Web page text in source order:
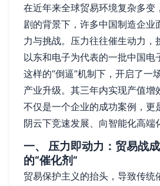
在近年来全球贸易环境复杂多变
剧的背景下，许多中国制造企业
力与挑战。压力往往催生动力，
以东和电子为代表的一批中国电
这样的“倒逼”机制下，开启了一
产业升级。其三年内实现产值增
不仅是一个企业的成功案例，更
阴云下竞速发展、向智能化高端
一、 压力即动力：贸易战
的“催化剂”
贸易保护主义的抬头，导致传统